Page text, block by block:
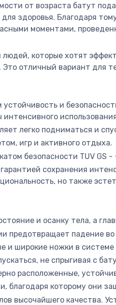
от возраста батут
здоровья. Благодаря
моментами,
которые хотят
Это отличный вариант для
и
легко подниматься и
игр и активного отдыха.
безопасности TUV GS -
сохранения
но также
и осанку тела, а
предотвращает падение во
и широкие ножки в
не спрыгивая с
расположенные,
благодаря которому они
высочайшего качества.